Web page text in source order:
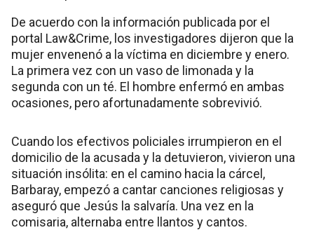
De acuerdo con la información publicada por el
portal Law&Crime, los investigadores dijeron que la
mujer envenenó a la víctima en diciembre y enero.
La primera vez con un vaso de limonada y la
segunda con un té. El hombre enfermó en ambas
ocasiones, pero afortunadamente sobrevivió.
Cuando los efectivos policiales irrumpieron en el
domicilio de la acusada y la detuvieron, vivieron una
situación insólita: en el camino hacia la cárcel,
Barbaray, empezó a cantar canciones religiosas y
aseguró que Jesús la salvaría. Una vez en la
comisaria, alternaba entre llantos y cantos.